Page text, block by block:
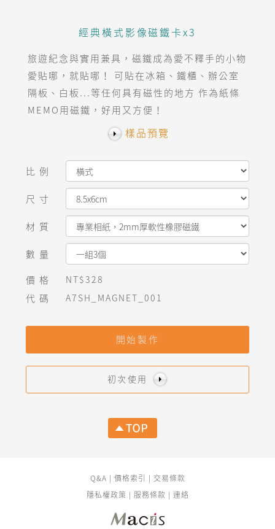
經典橫式影像磁鐵卡x3
旅遊紀念與實用兼具，磁鐵成為愛不釋手的小物
愛貼哪，就貼哪！ 可貼在冰箱、鐵櫃、辦公室
隔板、白板...等任何具有磁性的地方 作為紙條
MEMO用磁鐵，好用又方便！
樣品預覽
比例
尺寸
材質
數量
價格
NT$328
代碼 A7SH_MAGNET_001
開始製作
初次使用
Q&A | 價格索引 | 交易條款
隱私權政策 | 服務條款 | 連絡